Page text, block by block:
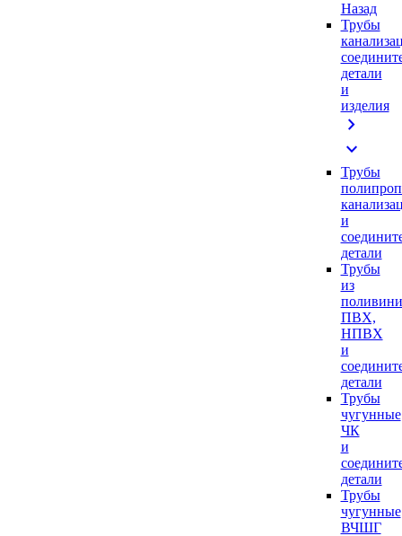
Назад
Трубы
детали
и
изделия
chevron_right
expand_more
Трубы
и
детали
Трубы
из
ПВХ,
НПВХ
и
детали
Трубы
чугунные
ЧК
и
детали
Трубы
чугунные
ВЧШГ